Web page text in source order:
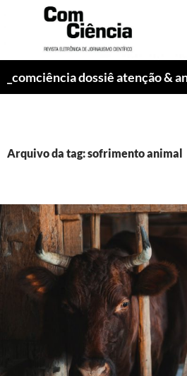
_comciência dossiê atenção &
Arquivo da tag: sofrimento animal